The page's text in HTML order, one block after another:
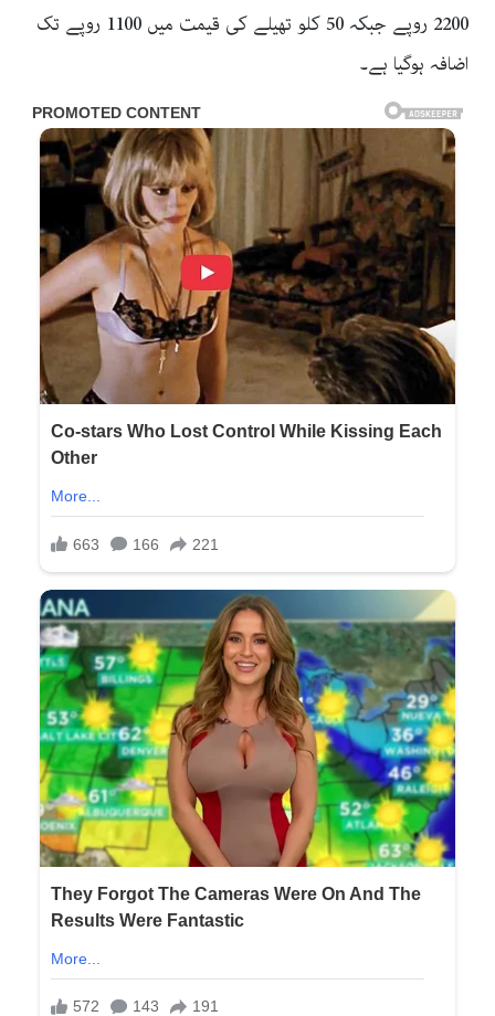
2200 روپے جبکہ 50 کلو تھیلے کی قیمت میں 1100 روپے تک
اضافہ ہوگیا ہے۔